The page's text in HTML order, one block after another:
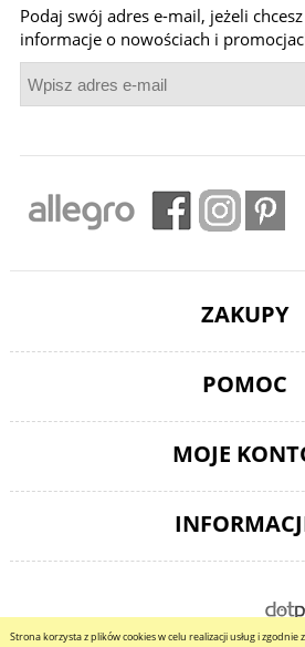
Strona korzysta z plików cookies w celu realizacji usług i zgodnie z
Podaj swój adres e-mail, jeżeli
informacje o nowościach i
ZAKUPY
POMOC
MOJE
pokaż pełną wersję